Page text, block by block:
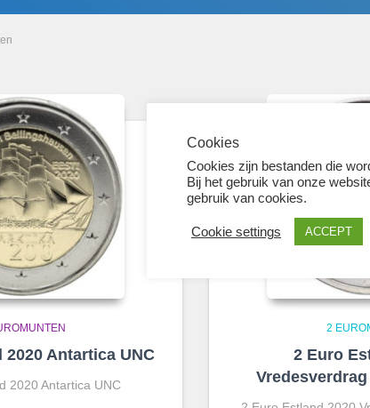
Antartica UNC
2020 Antartica UNC
2
2 Euro
Cookies
Cookies zijn bestanden die
Bij het gebruik van onze
gebruik van cookies.
Cookie settings ACCEPT